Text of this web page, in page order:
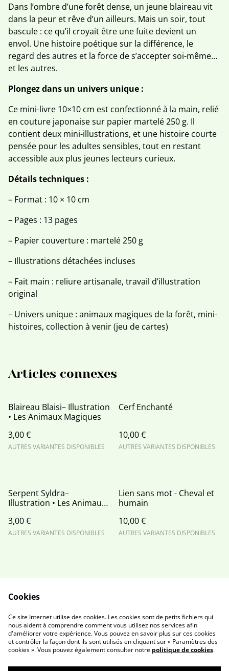
Dans l’ombre d’une forêt dense, un jeune blaireau vit
dans la peur et rêve d’un ailleurs. Mais un soir, tout
bascule : ce qu’il croyait être une fuite devient un
envol. Une histoire poétique sur la différence, le
regard des autres et la force de s’accepter soi-même…
et les autres.
Plongez dans un univers unique :
Ce mini-livre 10×10 cm est confectionné à la main, relié
en couture japonaise sur papier martelé 250 g. Il
contient deux mini-illustrations, et une histoire courte
pensée pour les adultes sensibles, tout en restant
accessible aux plus jeunes lecteurs curieux.
Détails techniques :
– Format : 10 × 10 cm
– Pages : 13 pages
– Papier couverture : martelé 250 g
– Illustrations détachées incluses
– Fait main : reliure artisanale, travail d’illustration
original
– Univers unique : animaux magiques de la forêt, mini-
histoires, collection à venir (jeu de cartes)
Articles connexes
Blaireau Blaisi– Illustration
• Les Animaux Magiques
3,00 €
AUTRES VARIANTES DISPONIBLES
Cerf Enchanté
10,00 €
AUTRES VARIANTES DISPONIBLES
Serpent Syldra–
Illustration • Les Animaux
3,00 €
AUTRES VARIANTES DISPONIBLES
Lien sans mot - Cheval et
humain
10,00 €
AUTRES VARIANTES DISPONIBLES
Contactez moi
Conditions
Politique de
confidentialité
Politique de cookies
Newsletter
Cookies
Ce site Internet utilise des cookies. Les cookies sont de petits fichiers qui
nous aident à comprendre comment vous utilisez nos services afin
d'améliorer votre expérience. Vous pouvez en savoir plus sur ces cookies
et contrôler la façon dont ils sont utilisés en cliquant sur « Paramètres des
cookies ». Vous pouvez également consulter notre politique de cookies.